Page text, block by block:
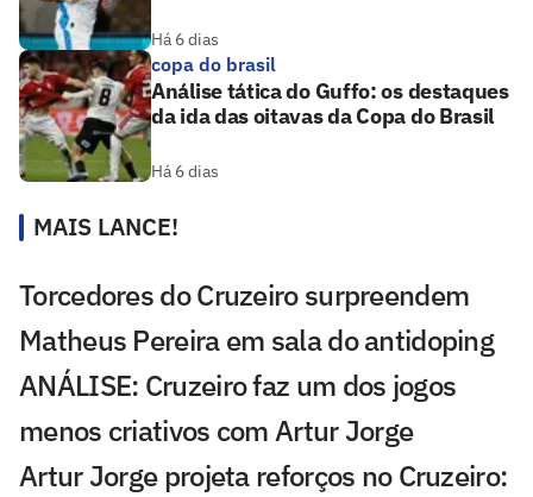
Há 6 dias
copa do brasil
Análise tática do Guffo: os destaques
da ida das oitavas da Copa do Brasil
Há 6 dias
MAIS LANCE!
Torcedores do Cruzeiro surpreendem
Matheus Pereira em sala do antidoping
ANÁLISE: Cruzeiro faz um dos jogos
menos criativos com Artur Jorge
Artur Jorge projeta reforços no Cruzeiro: